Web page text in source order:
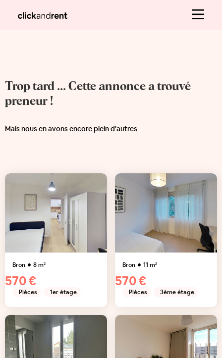
Trop tard ... Cette annonce a trouvé
preneur !
Mais nous en avons encore plein d'autres
Bron 8m²
570 €
Pièces 1er étage
Bron 11 m²
570 €
Pièces 3ème étage